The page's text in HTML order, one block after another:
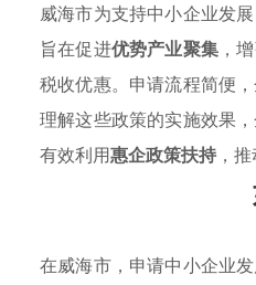
威海市为支持中小企业发
旨在促进优势产业聚集 ，
税收优惠。申请流程简便
理解这些政策的实施效果
有效利用惠企政策扶持 ，
在威海市，申请中小企业